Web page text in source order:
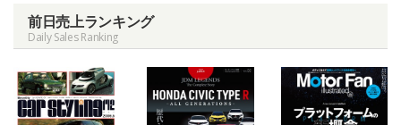
前日売上ランキング
Daily Sales Ranking